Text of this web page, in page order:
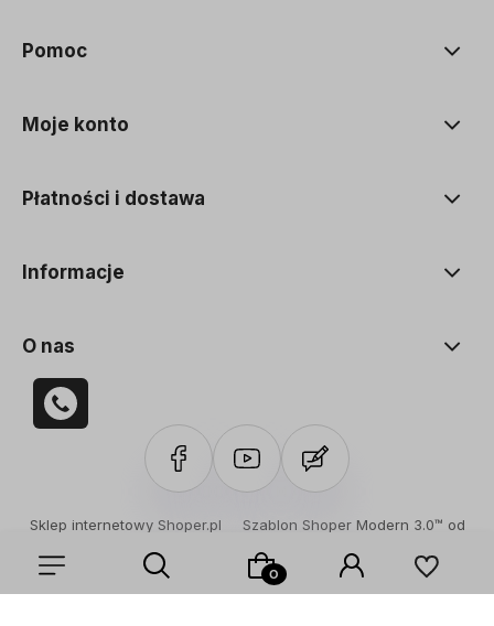
Pomoc
Moje konto
Płatności i dostawa
Informacje
O nas
Sklep internetowy Shoper.pl Szablon Shoper Modern 3.0™ od